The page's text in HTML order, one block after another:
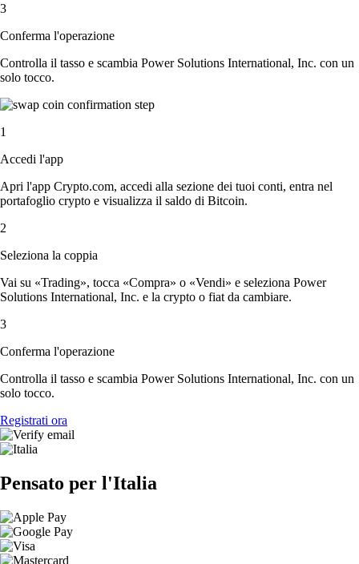
3
Conferma l'operazione
Controlla il tasso e scambia Power Solutions International, Inc. con un
solo tocco.
1
Accedi l'app
Apri l'app Crypto.com, accedi alla sezione dei tuoi conti, entra nel
portafoglio crypto e visualizza il saldo di Bitcoin.
2
Seleziona la coppia
Vai su «Trading», tocca «Compra» o «Vendi» e seleziona Power
Solutions International, Inc. e la crypto o fiat da cambiare.
3
Conferma l'operazione
Controlla il tasso e scambia Power Solutions International, Inc. con un
solo tocco.
Registrati ora
Pensato per l'Italia